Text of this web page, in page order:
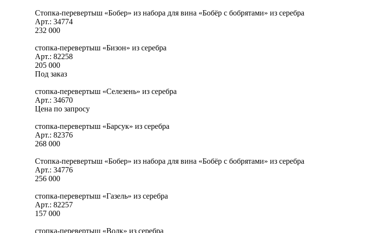
Стопка-перевертыш «Бобер» из набора для вина «Бобёр с бобрятами» из серебра
Арт.: 34774
232 000
стопка-перевертыш «Бизон» из серебра
Арт.: 82258
205 000
Под заказ
стопка-перевертыш «Селезень» из серебра
Арт.: 34670
Цена по запросу
стопка-перевертыш «Барсук» из серебра
Арт.: 82376
268 000
Стопка-перевертыш «Бобер» из набора для вина «Бобёр с бобрятами» из серебра
Арт.: 34776
256 000
стопка-перевертыш «Газель» из серебра
Арт.: 82257
157 000
стопка-перевертыш «Волк» из серебра